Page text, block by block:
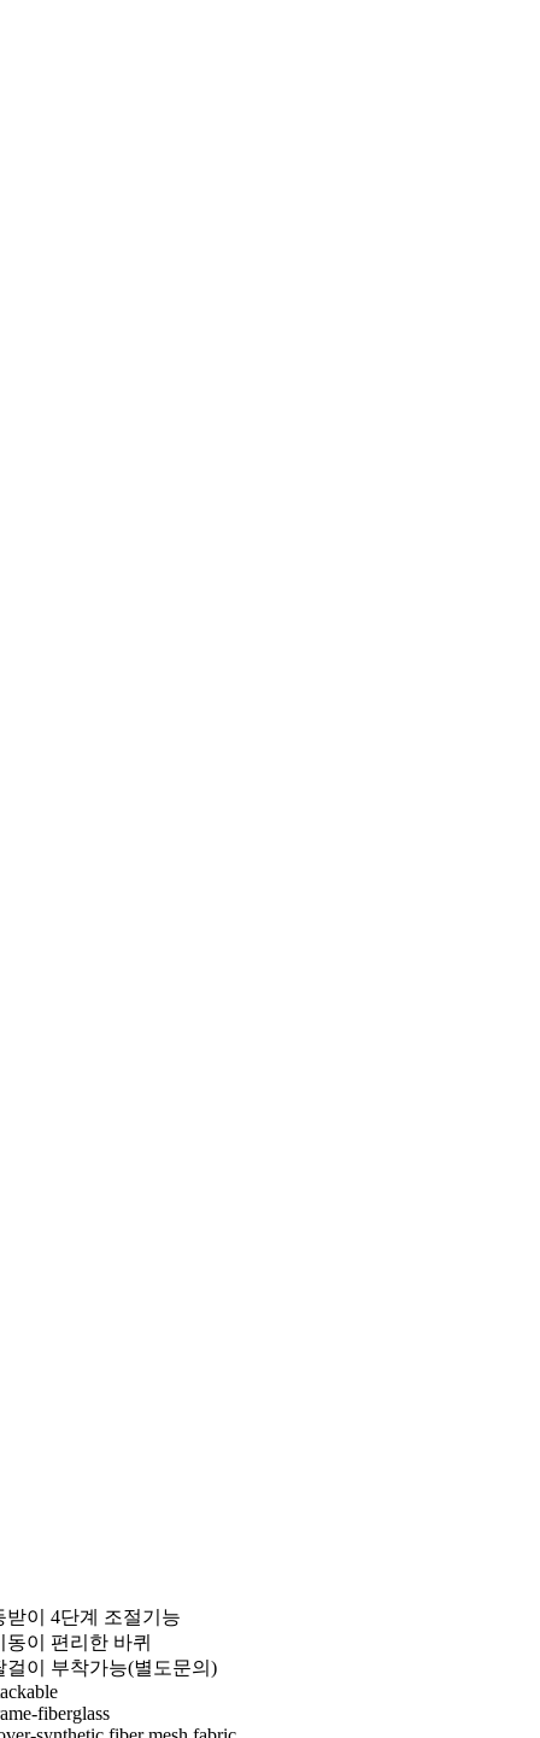
받이 4단계 조절기능
동이 편리한 바퀴
걸이 부착가능(별도문의)
fiberglass